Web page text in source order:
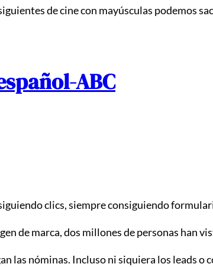
de cine con mayúsculas podemos
clics, siempre consiguiendo
de marca, dos millones de personas han
las nóminas. Incluso ni siquiera los leads o